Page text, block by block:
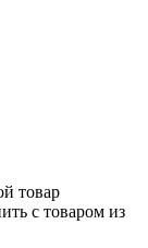
товар
с товаром из